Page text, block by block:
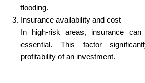
flooding.
Insurance availability and cost
In high-risk areas, insurance
essential. This factor
profitability of an investment.